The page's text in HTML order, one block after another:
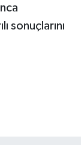
sonuçlarını